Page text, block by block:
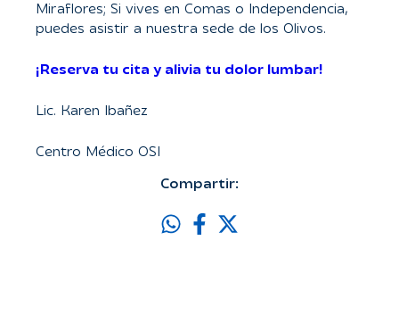
Miraflores; Si vives en Comas o Independencia,
puedes asistir a nuestra sede de los Olivos.
¡Reserva tu cita y alivia tu dolor lumbar!
Lic. Karen Ibañez
Centro Médico OSI
Compartir: